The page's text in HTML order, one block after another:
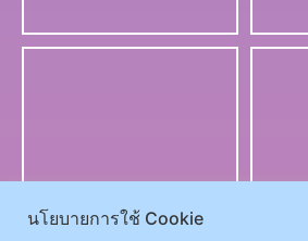
นโยบายการใช้ Cookie